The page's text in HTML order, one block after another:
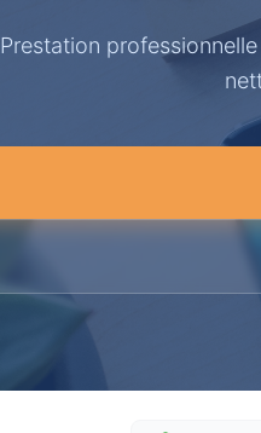
Prestation